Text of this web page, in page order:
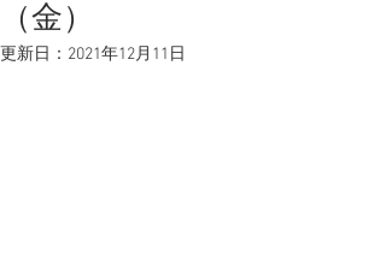
（金）
更新日： 2021年12月11日